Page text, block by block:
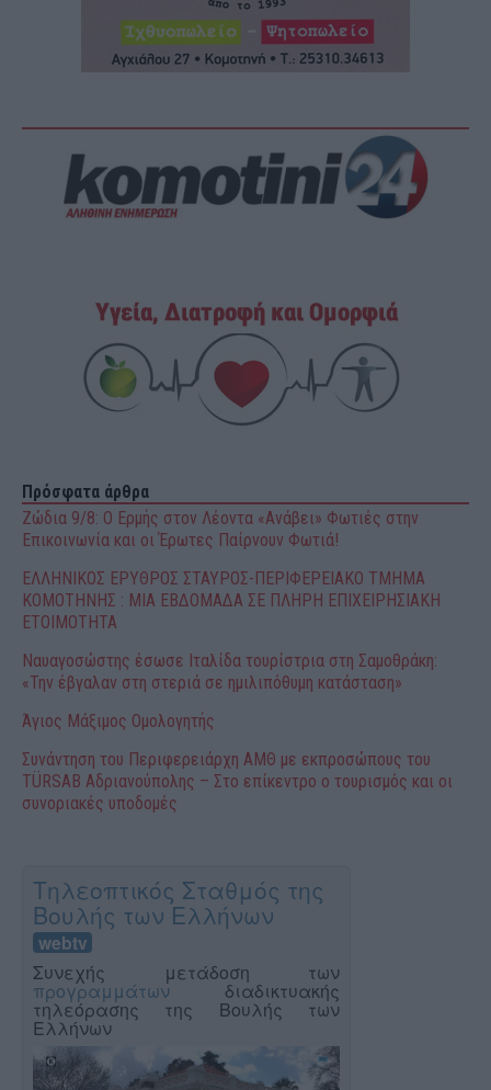
Πρόσφατα άρθρα
Ζώδια 9/8: Ο Ερμής στον Λέοντα «Ανάβει» Φωτιές στην
Επικοινωνία και οι Έρωτες Παίρνουν Φωτιά!
ΕΛΛΗΝΙΚΟΣ ΕΡΥΘΡΟΣ ΣΤΑΥΡΟΣ-ΠΕΡΙΦΕΡΕΙΑΚΟ ΤΜΗΜΑ
ΚΟΜΟΤΗΝΗΣ : ΜΙΑ ΕΒΔΟΜΑΔΑ ΣΕ ΠΛΗΡΗ ΕΠΙΧΕΙΡΗΣΙΑΚΗ
ΕΤΟΙΜΟΤΗΤΑ
Ναυαγοσώστης έσωσε Ιταλίδα τουρίστρια στη Σαμοθράκη:
«Την έβγαλαν στη στεριά σε ημιλιπόθυμη κατάσταση»
Άγιος Μάξιμος Ομολογητής
Συνάντηση του Περιφερειάρχη ΑΜΘ με εκπροσώπους του
TÜRSAB Αδριανούπολης – Στο επίκεντρο ο τουρισμός και οι
συνοριακές υποδομές